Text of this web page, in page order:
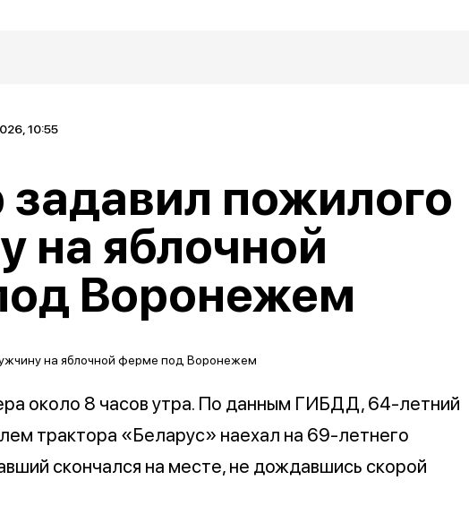
10:55
задавил пожилого
на яблочной
Воронежем
около 8 часов утра. По данным ГИБДД, 64-летний
трактора «Беларус» наехал на 69-летнего
скончался на месте, не дождавшись скорой